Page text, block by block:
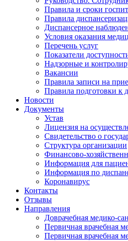
Правила и сроки
Правила
Диспансерное
Условия оказания
Перечень услуг
Показатели
Надзорные и
Вакансии
Правила записи на
Правила подготовки к
Новости
Документы
Устав
Лицензия на
Свидетельство о
Структура организации
Финансово-
Информация для
Информация по
Коронавирус
Контакты
Отзывы
Направления
Доврачебная медико-
Первичная врачебная
Первичная врачебная